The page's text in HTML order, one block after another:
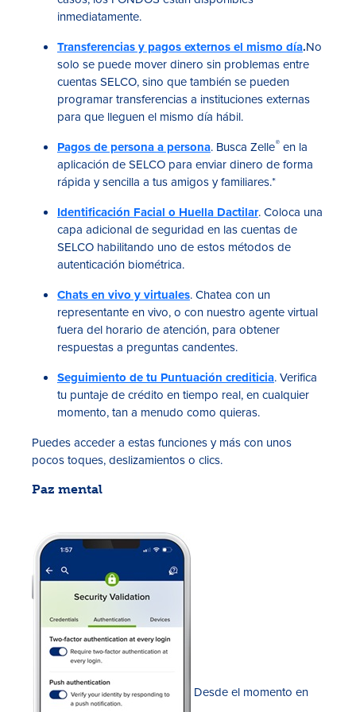
inmediatamente.
Transferencias y pagos externos el mismo día.No
solo se puede mover dinero sin problemas entre
cuentas SELCO, sino que también se pueden
programar transferencias a instituciones externas
para que lleguen el mismo día hábil.
Pagos de persona a persona. Busca Zelle® en la
aplicación de SELCO para enviar dinero de forma
rápida y sencilla a tus amigos y familiares.*
Identificación Facial o Huella Dactilar. Coloca una
capa adicional de seguridad en las cuentas de
SELCO habilitando uno de estos métodos de
autenticación biométrica.
Chats en vivo y virtuales. Chatea con un
representante en vivo, o con nuestro agente virtual
fuera del horario de atención, para obtener
respuestas a preguntas candentes.
Seguimiento de tu Puntuación crediticia. Verifica
tu puntaje de crédito en tiempo real, en cualquier
momento, tan a menudo como quieras.
Puedes acceder a estas funciones y más con unos
pocos toques, deslizamientos o clics.
Paz mental
Desde el momento en